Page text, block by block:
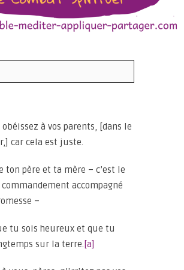
obéissez à vos parents, [dans le
car cela est juste.
ton père et ta mère – c’est le
accompagné
–
tu sois heureux et que tu
sur la terre. [a]